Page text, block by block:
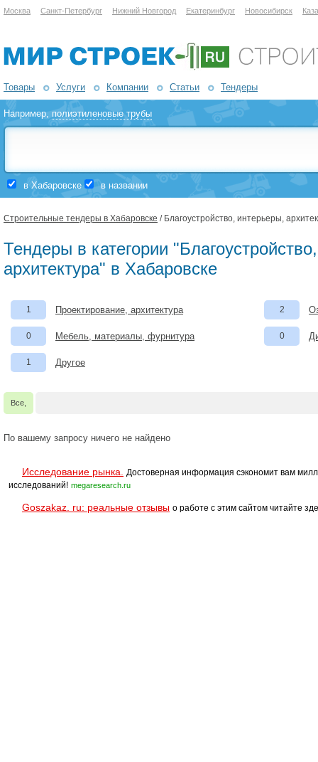
Москва Санкт-Петербург Нижний Новгород Екатеринбург Новосибирск
Товары Услуги Компании Статьи Тендеры
Например,полиэтиленовые трубы
в Хабаровске в названии
Строительные тендеры в Хабаровске / Благоустройство, интерьеры,
Тендеры в категории
архитектура" в Хабаровске
1 Проектирование, архитектура 2
0 Мебель, материалы, фурнитура 0
1 Другое
Все,
По вашему запросу ничего не найдено
Исследование рынка.
Достоверная информация сэкономит вам
исследований! megaresearch.ru
Goszakaz. ru: реальные отзывы о работе с этим сайтом читайте